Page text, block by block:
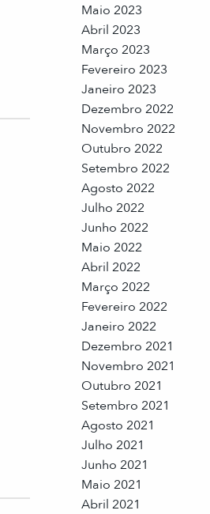
Maio 2023
Abril 2023
Março 2023
Fevereiro 2023
Janeiro 2023
Dezembro 2022
Novembro 2022
Outubro 2022
Setembro 2022
Agosto 2022
Julho 2022
Junho 2022
Maio 2022
Abril 2022
Março 2022
Fevereiro 2022
Janeiro 2022
Dezembro 2021
Novembro 2021
Outubro 2021
Setembro 2021
Agosto 2021
Julho 2021
Junho 2021
Maio 2021
Abril 2021